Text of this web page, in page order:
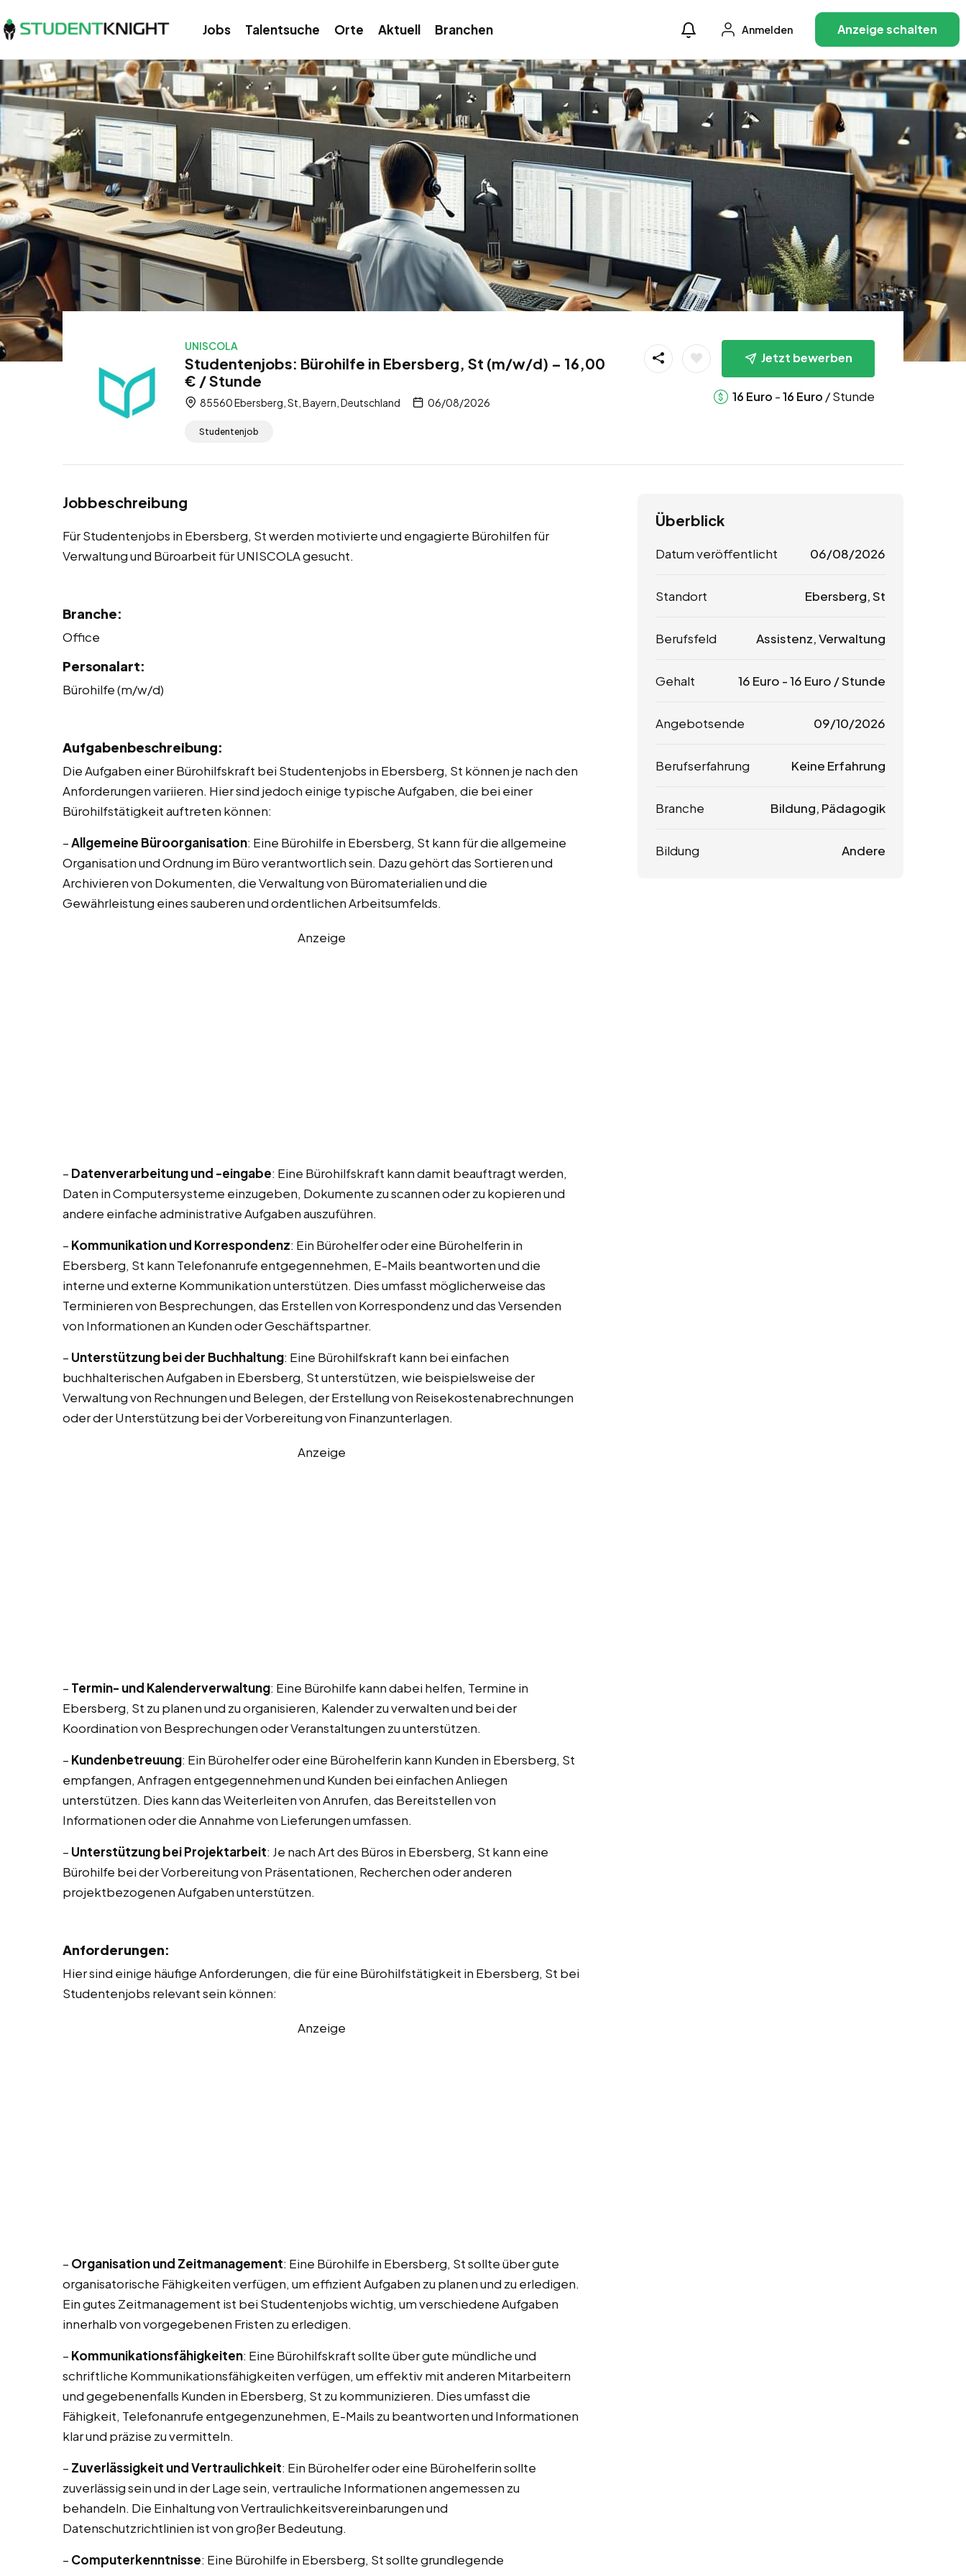
Jobs Talentsuche Orte Aktuell Branchen Anmelden Anzeige schalten
UNISCOLA
Studentenjobs: Bürohilfe in Ebersberg, St (m/w/d) – 16,00
€ / Stunde
85560 Ebersberg, St, Bayern, Deutschland 06/08/2026
Studentenjob
Jetzt bewerben
16 Euro -16 Euro / Stunde
Jobbeschreibung
Für Studentenjobs in Ebersberg, St werden motivierte und engagierte Bürohilfen für
Verwaltung und Büroarbeit für UNISCOLA gesucht.
Branche:
Office
Personalart:
Bürohilfe (m/w/d)
Aufgabenbeschreibung:
Die Aufgaben einer Bürohilfskraft bei Studentenjobs in Ebersberg, St können je nach den
Anforderungen variieren. Hier sind jedoch einige typische Aufgaben, die bei einer
Bürohilfstätigkeit auftreten können:
–Allgemeine Büroorganisation: Eine Bürohilfe in Ebersberg, St kann für die allgemeine
Organisation und Ordnung im Büro verantwortlich sein. Dazu gehört das Sortieren und
Archivieren von Dokumenten, die Verwaltung von Büromaterialien und die
Gewährleistung eines sauberen und ordentlichen Arbeitsumfelds.
Anzeige
– Datenverarbeitung und -eingabe: Eine Bürohilfskraft kann damit beauftragt werden,
Daten in Computersysteme einzugeben, Dokumente zu scannen oder zu kopieren und
andere einfache administrative Aufgaben auszuführen.
– Kommunikation und Korrespondenz: Ein Bürohelfer oder eine Bürohelferin in
Ebersberg, St kann Telefonanrufe entgegennehmen, E-Mails beantworten und die
interne und externe Kommunikation unterstützen. Dies umfasst möglicherweise das
Terminieren von Besprechungen, das Erstellen von Korrespondenz und das Versenden
von Informationen an Kunden oder Geschäftspartner.
– Unterstützung bei der Buchhaltung: Eine Bürohilfskraft kann bei einfachen
buchhalterischen Aufgaben in Ebersberg, St unterstützen, wie beispielsweise der
Verwaltung von Rechnungen und Belegen, der Erstellung von Reisekostenabrechnungen
oder der Unterstützung bei der Vorbereitung von Finanzunterlagen.
Anzeige
– Termin- und Kalenderverwaltung: Eine Bürohilfe kann dabei helfen, Termine in
Ebersberg, St zu planen und zu organisieren, Kalender zu verwalten und bei der
Koordination von Besprechungen oder Veranstaltungen zu unterstützen.
– Kundenbetreuung: Ein Bürohelfer oder eine Bürohelferin kann Kunden in Ebersberg, St
empfangen, Anfragen entgegennehmen und Kunden bei einfachen Anliegen
unterstützen. Dies kann das Weiterleiten von Anrufen, das Bereitstellen von
Informationen oder die Annahme von Lieferungen umfassen.
– Unterstützung bei Projektarbeit: Je nach Art des Büros in Ebersberg, St kann eine
Bürohilfe bei der Vorbereitung von Präsentationen, Recherchen oder anderen
projektbezogenen Aufgaben unterstützen.
Anforderungen:
Hier sind einige häufige Anforderungen, die für eine Bürohilfstätigkeit in Ebersberg, St bei
Studentenjobs relevant sein können:
Anzeige
– Organisation und Zeitmanagement: Eine Bürohilfe in Ebersberg, St sollte über gute
organisatorische Fähigkeiten verfügen, um effizient Aufgaben zu planen und zu erledigen.
Ein gutes Zeitmanagement ist bei Studentenjobs wichtig, um verschiedene Aufgaben
innerhalb von vorgegebenen Fristen zu erledigen.
– Kommunikationsfähigkeiten: Eine Bürohilfskraft sollte über gute mündliche und
schriftliche Kommunikationsfähigkeiten verfügen, um effektiv mit anderen Mitarbeitern
und gegebenenfalls Kunden in Ebersberg, St zu kommunizieren. Dies umfasst die
Fähigkeit, Telefonanrufe entgegenzunehmen, E-Mails zu beantworten und Informationen
klar und präzise zu vermitteln.
– Zuverlässigkeit und Vertraulichkeit: Ein Bürohelfer oder eine Bürohelferin sollte
zuverlässig sein und in der Lage sein, vertrauliche Informationen angemessen zu
behandeln. Die Einhaltung von Vertraulichkeitsvereinbarungen und
Datenschutzrichtlinien ist von großer Bedeutung.
– Computerkenntnisse: Eine Bürohilfe in Ebersberg, St sollte grundlegende
Überblick
Datum veröffentlicht 06/08/2026
Standort Ebersberg, St
Berufsfeld Assistenz, Verwaltung
Gehalt 16 Euro -16 Euro / Stunde
Angebotsende 09/10/2026
Berufserfahrung Keine Erfahrung
Branche Bildung, Pädagogik
Bildung Andere